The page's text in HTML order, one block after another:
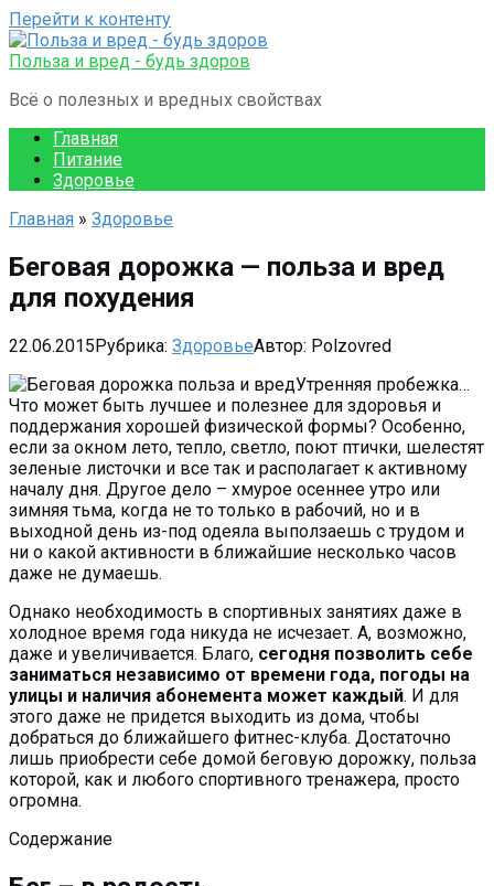
Перейти к контенту
Польза и вред - будь здоров
Всё о полезных и вредных свойствах
Главная
Питание
Здоровье
Главная » Здоровье
Беговая дорожка — польза и вред
для похудения
22.06.2015Рубрика: ЗдоровьеАвтор: Polzovred
Утренняя пробежка…
Что может быть лучшее и полезнее для здоровья и
поддержания хорошей физической формы? Особенно,
если за окном лето, тепло, светло, поют птички, шелестят
зеленые листочки и все так и располагает к активному
началу дня. Другое дело – хмурое осеннее утро или
зимняя тьма, когда не то только в рабочий, но и в
выходной день из-под одеяла выползаешь с трудом и
ни о какой активности в ближайшие несколько часов
даже не думаешь.
Однако необходимость в спортивных занятиях даже в
холодное время года никуда не исчезает. А, возможно,
даже и увеличивается. Благо, сегодня позволить себе
заниматься независимо от времени года, погоды на
улицы и наличия абонемента может каждый. И для
этого даже не придется выходить из дома, чтобы
добраться до ближайшего фитнес-клуба. Достаточно
лишь приобрести себе домой беговую дорожку, польза
которой, как и любого спортивного тренажера, просто
огромна.
Содержание